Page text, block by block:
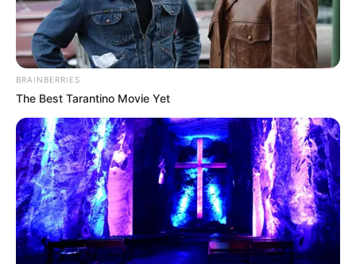
BRAINBERRIES
The Best Tarantino Movie Yet